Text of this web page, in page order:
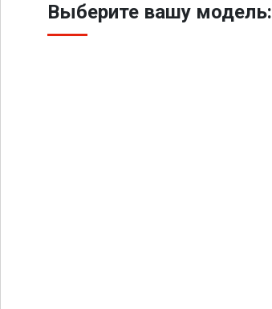
Выберите вашу модель: